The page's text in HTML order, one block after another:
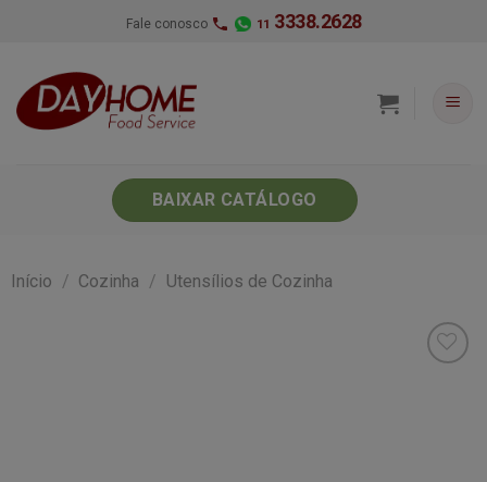
Fale conosco 11 3338.2628
BAIXAR CATÁLOGO
Início / Cozinha / Utensílios de Cozinha